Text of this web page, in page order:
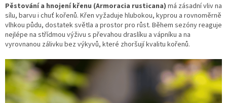
Pěstování a hnojení křenu (Armoracia rusticana) má zásadní vliv na
sílu, barvu i chuť kořenů. Křen vyžaduje hlubokou, kyprou a rovnoměrně
vlhkou půdu, dostatek světla a prostor pro růst. Během sezóny reaguje
nejlépe na střídmou výživu s převahou draslíku a vápníku a na
vyrovnanou zálivku bez výkyvů, které zhoršují kvalitu kořenů.